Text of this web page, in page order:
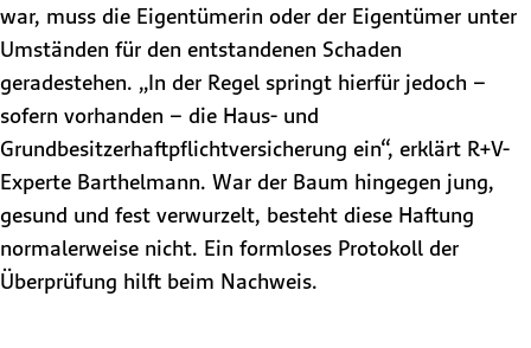
war, muss die Eigentümerin oder der Eigentümer unter
Umständen für den entstandenen Schaden
geradestehen. „In der Regel springt hierfür jedoch –
sofern vorhanden – die Haus- und
Grundbesitzerhaftpflichtversicherung ein“, erklärt R+V-
Experte Barthelmann. War der Baum hingegen jung,
gesund und fest verwurzelt, besteht diese Haftung
normalerweise nicht. Ein formloses Protokoll der
Überprüfung hilft beim Nachweis.